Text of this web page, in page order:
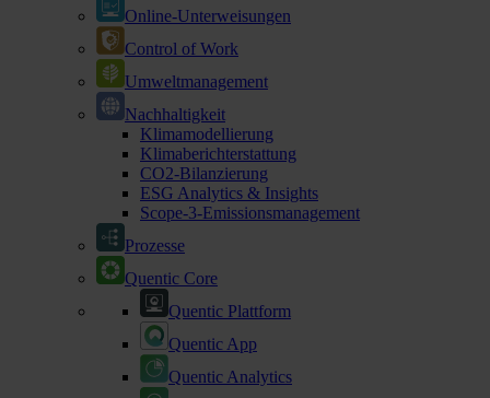
Online-Unterweisungen
Control of Work
Umweltmanagement
Nachhaltigkeit
Klimamodellierung
Klimaberichterstattung
CO2-Bilanzierung
ESG Analytics & Insights
Scope-3-Emissionsmanagement
Prozesse
Quentic Core
Quentic Plattform
Quentic App
Quentic Analytics